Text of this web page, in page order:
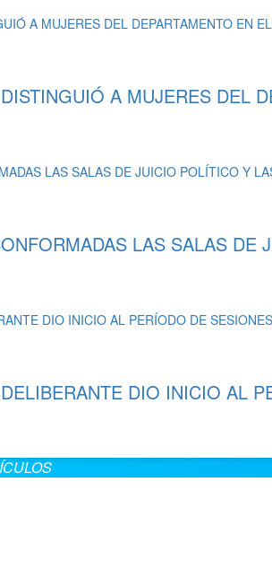
A MUJERES DEL
LAS SALAS
DIO INICIO AL